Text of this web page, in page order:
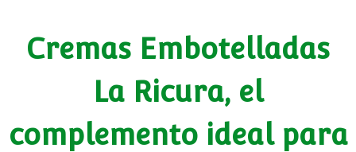
Cremas Embotelladas
La Ricura, el
complemento ideal para